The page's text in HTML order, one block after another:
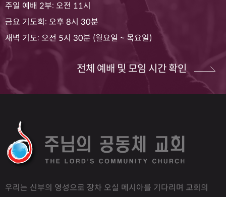
주일 예배 2부: 오전 11시
금요 기도회: 오후 8시 30분
새벽 기도: 오전 5시 30분 (월요일 ~ 목요일)
전체 예배 및 모임 시간 확인
우리는 신부의 영성으로 장차 오실 메시아를 기다리며 교회의